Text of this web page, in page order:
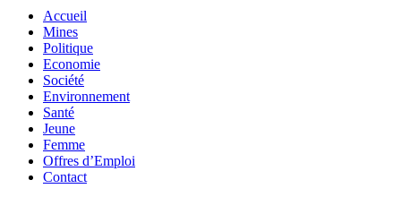
Accueil
Mines
Politique
Economie
Société
Environnement
Santé
Jeune
Femme
Offres d’Emploi
Contact